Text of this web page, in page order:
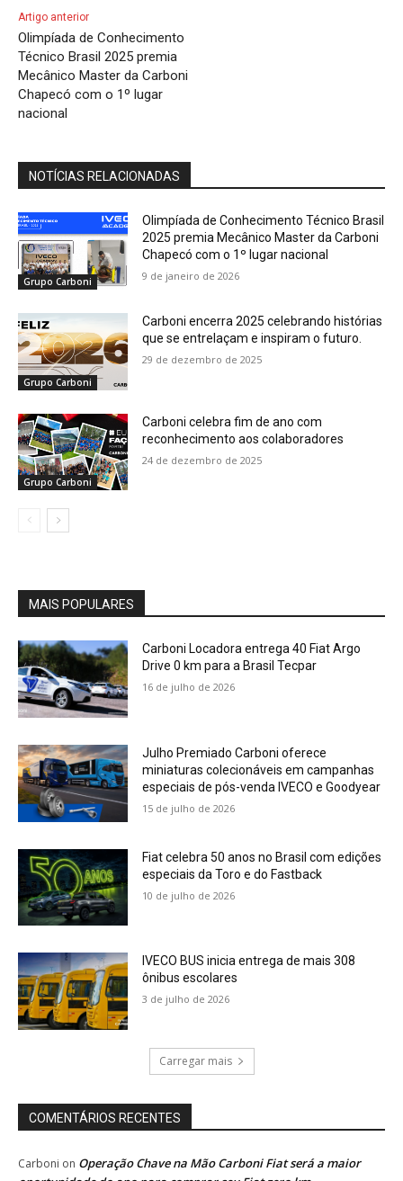
Artigo anterior
Olimpíada de Conhecimento
Técnico Brasil 2025 premia
Mecânico Master da Carboni
Chapecó com o 1º lugar
nacional
NOTÍCIAS RELACIONADAS
Grupo Carboni
Olimpíada de Conhecimento Técnico Brasil
2025 premia Mecânico Master da Carboni
Chapecó com o 1º lugar nacional
9 de janeiro de 2026
Grupo Carboni
Carboni encerra 2025 celebrando histórias
que se entrelaçam e inspiram o futuro.
29 de dezembro de 2025
Grupo Carboni
Carboni celebra fim de ano com
reconhecimento aos colaboradores
24 de dezembro de 2025
MAIS POPULARES
Carboni Locadora entrega 40 Fiat Argo
Drive 0 km para a Brasil Tecpar
16 de julho de 2026
Julho Premiado Carboni oferece
miniaturas colecionáveis em campanhas
especiais de pós-venda IVECO e Goodyear
15 de julho de 2026
Fiat celebra 50 anos no Brasil com edições
especiais da Toro e do Fastback
10 de julho de 2026
IVECO BUS inicia entrega de mais 308
ônibus escolares
3 de julho de 2026
Carregar mais
COMENTÁRIOS RECENTES
Carboni on Operação Chave na Mão Carboni Fiat será a maior